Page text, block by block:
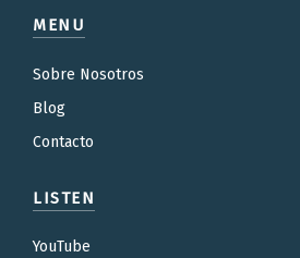
MENU
Sobre Nosotros
Blog
Contacto
LISTEN
YouTube